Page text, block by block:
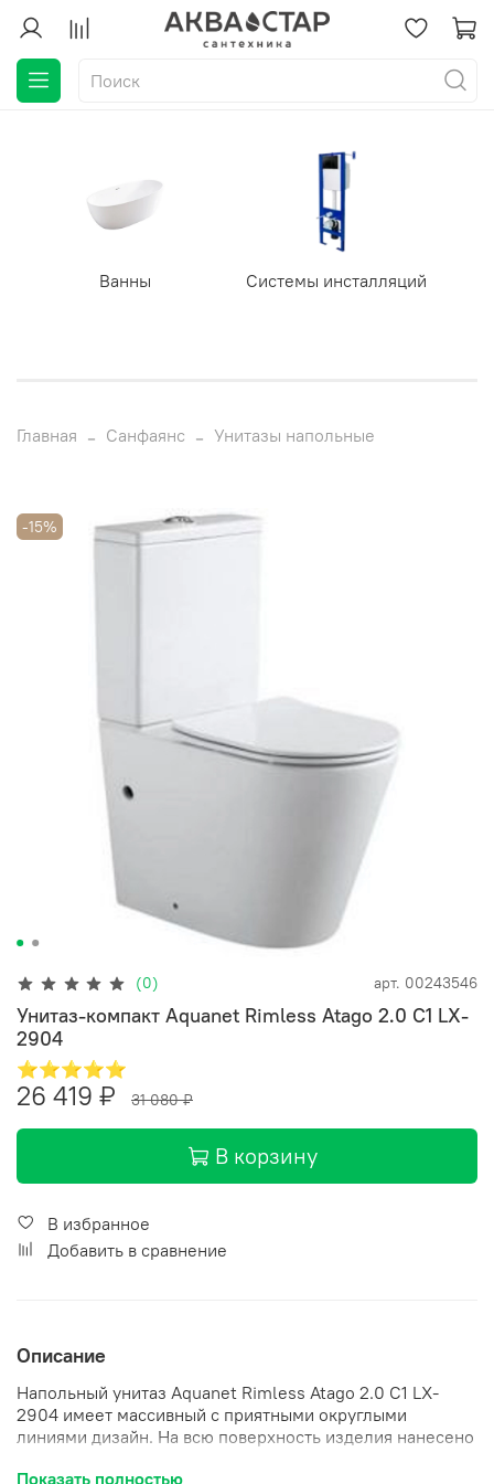
Ванны Системы инсталляций
Главная Санфаянс Унитазы напольные
-15%
(0) арт. 00243546
Унитаз-компакт Aquanet Rimless Atago 2.0 C1 LX-
2904
⭐⭐⭐⭐⭐
26 419 ₽ 31 080 ₽
В корзину
В избранное
Добавить в сравнение
Описание
Напольный унитаз Aquanet Rimless Atago 2.0 C1 LX-
2904 имеет массивный с приятными округлыми
линиями дизайн. На всю поверхность изделия нанесено
Показать полностью